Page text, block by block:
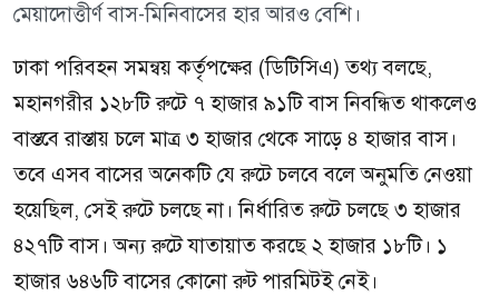
মেয়াদোত্তীর্ণ বাস-মিনিবাসের হার আরও বেশি।
ঢাকা পরিবহন সমন্বয় কর্তৃপক্ষের (ডিটিসিএ) তথ্য বলছে,
মহানগরীর ১২৮টি রুটে ৭ হাজার ৯১টি বাস নিবন্ধিত থাকলেও
বাস্তবে রাস্তায় চলে মাত্র ৩ হাজার থেকে সাড়ে ৪ হাজার বাস।
তবে এসব বাসের অনেকটি যে রুটে চলবে বলে অনুমতি নেওয়া
হয়েছিল, সেই রুটে চলছে না। নির্ধারিত রুটে চলছে ৩ হাজার
৪২৭টি বাস। অন্য রুটে যাতায়াত করছে ২ হাজার ১৮টি। ১
হাজার ৬৪৬টি বাসের কোনো রুট পারমিটই নেই।